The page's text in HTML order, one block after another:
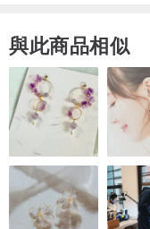
與此商品相似